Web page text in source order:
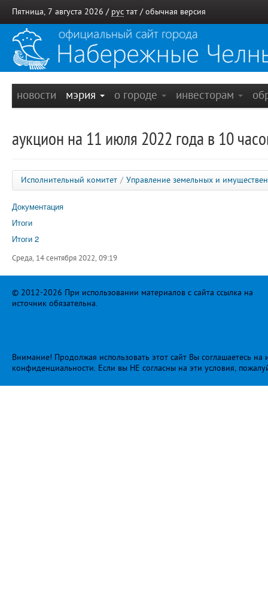
Пятница, 7 августа 2026 / рус тат / обычная версия
новости мэрия о городе инвесторам
аукцион на 11 июля 2022 года в 10
Исполнительный комитет / Управление земельных и
Документация
Итоги
Итоги 2
Среда, 14 сентября 2022, 09:19
© 2012-2026 При использовании материалов с сайта ссылка на
источник обязательна.
Внимание! Продолжая использовать этот сайт Вы соглашаетесь
конфиденциальности. Если вы НЕ согласны на эти условия,